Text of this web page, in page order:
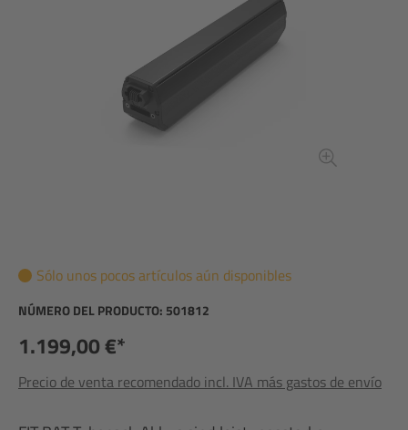
Sólo unos pocos artículos aún disponibles
NÚMERO DEL PRODUCTO: 501812
1.199,00 €*
Precio de venta recomendado incl. IVA más gastos de envío